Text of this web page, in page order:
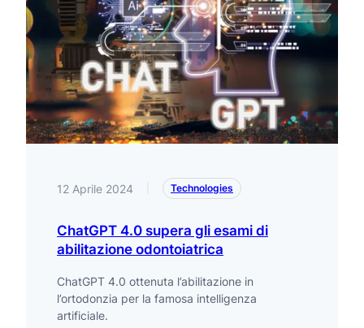
12 Aprile 2024 Technologies
ChatGPT 4.0 supera gli esami di
abilitazione odontoiatrica
ChatGPT 4.0 ottenuta l’abilitazione in
l’ortodonzia per la famosa intelligenza
artificiale.